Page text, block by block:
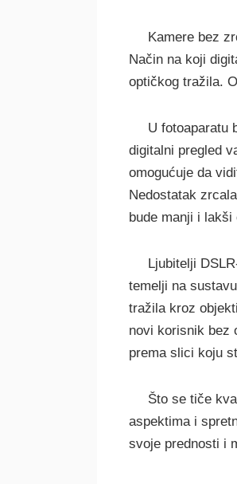
Kamere bez
Način na koji
optičkog tražila.
U fotoaparatu
digitalni pregled
omogućuje da
Nedostatak
bude manji i lakši
Ljubitelji
temelji na
tražila kroz
novi korisnik bez
prema slici koju
Što se tiče
aspektima i
svoje prednosti i